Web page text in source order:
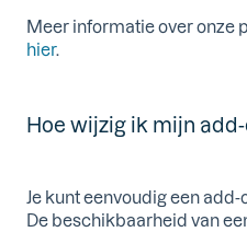
Meer informatie over onze
hier.
Hoe wijzig ik mijn add-
Je kunt eenvoudig een
De beschikbaarheid van